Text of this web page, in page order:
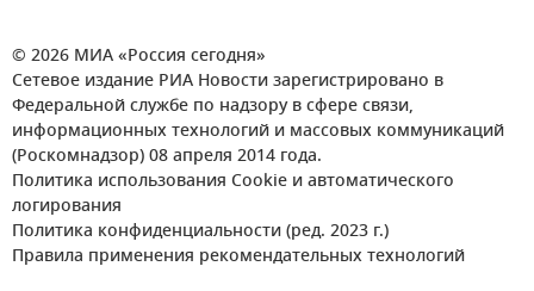
© 2026 МИА «Россия сегодня»
Сетевое издание РИА Новости зарегистрировано в
Федеральной службе по надзору в сфере связи,
информационных технологий и массовых коммуникаций
(Роскомнадзор) 08 апреля 2014 года.
Политика использования Cookie и автоматического
логирования
Политика конфиденциальности (ред. 2023 г.)
Правила применения рекомендательных технологий